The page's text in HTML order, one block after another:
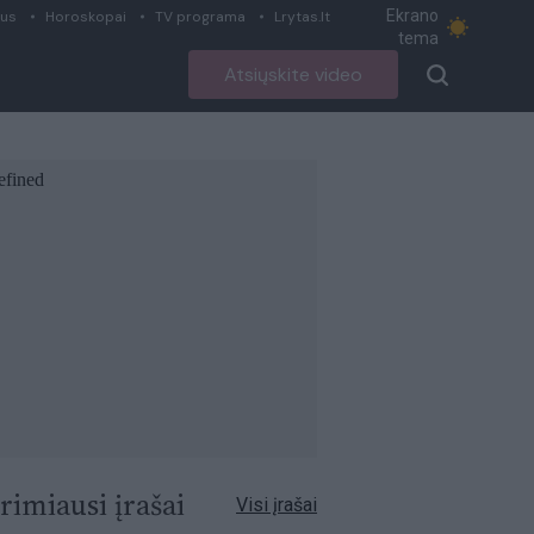
Horoskopai TV programa Lrytas.lt
Ekrano
tema
Atsiųskite video
įrašai Visi įrašai